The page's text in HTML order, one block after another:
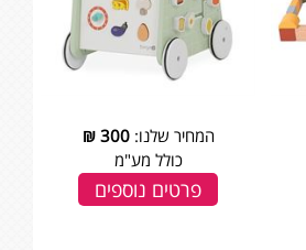
המחיר שלנו:300
₪
כולל מע"מ
פרטים נוספים